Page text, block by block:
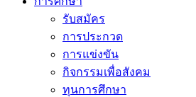
รับสมัคร
การประกวด
การแข่งขัน
กิจกรรมเพื่อสังคม
ทุนการศึกษา